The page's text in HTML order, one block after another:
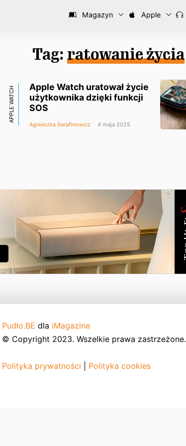
Magazyn Apple
Tag: ratowanie życia
APPLE WATCH
Apple Watch uratował życie
użytkownika dzięki funkcji
SOS
Agnieszka Serafinowicz 4 maja 2025
Pudło.BE dla iMagazine
© Copyright 2023. Wszelkie prawa zastrzeżone.
Polityka prywatności Polityka cookies